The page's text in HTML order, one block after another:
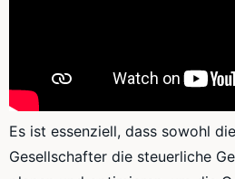
Es ist essenziell, dass sowohl
Gesellschafter die steuerliche